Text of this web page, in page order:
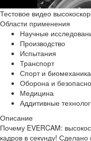
Тестовое видео
Области применения
Научные
Производство
Испытания
Транспорт
Спорт и биомеханика
Оборона и
Медицина
Аддитивные
Описание
Почему EVERCAM:
кадров в секунду!